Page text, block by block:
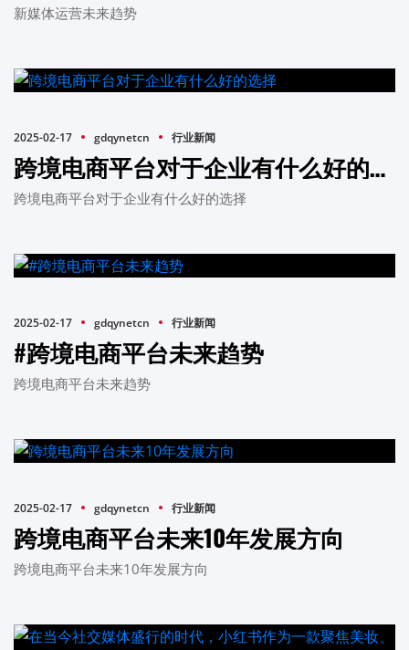
新媒体运营未来趋势
2025-02-17 gdqynetcn 行业新闻
跨境电商平台对于企业有什么好的选择
跨境电商平台对于企业有什么好的选择
2025-02-17 gdqynetcn 行业新闻
#跨境电商平台未来趋势
跨境电商平台未来趋势
2025-02-17 gdqynetcn 行业新闻
跨境电商平台未来10年发展方向
跨境电商平台未来10年发展方向